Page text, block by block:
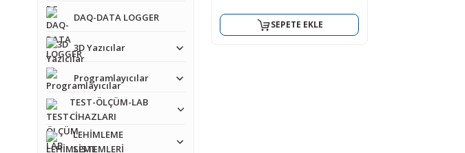
DAQ-DATA LOGGER
3D Yazıcılar
Programlayıcılar
TEST-ÖLÇÜM-LAB
CİHAZLARI
LEHİMLEME
SİSTEMLERİ
SEPETE EKLE